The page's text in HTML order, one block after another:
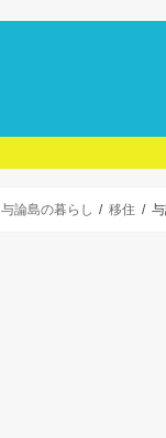
与論島の暮らし 移住